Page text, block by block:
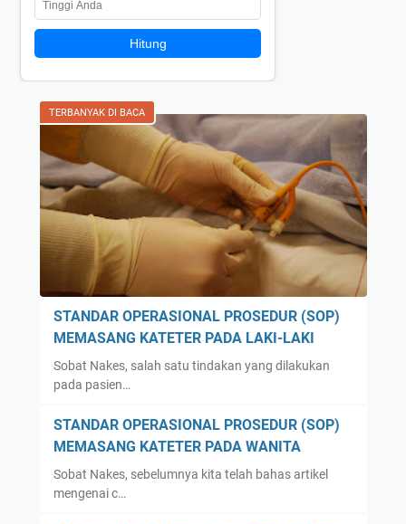
Hitung
TERBANYAK DI BACA
STANDAR OPERASIONAL PROSEDUR (SOP)
MEMASANG KATETER PADA LAKI-LAKI
Sobat Nakes, salah satu tindakan yang dilakukan
pada pasien…
STANDAR OPERASIONAL PROSEDUR (SOP)
MEMASANG KATETER PADA WANITA
Sobat Nakes, sebelumnya kita telah bahas artikel
mengenai c…